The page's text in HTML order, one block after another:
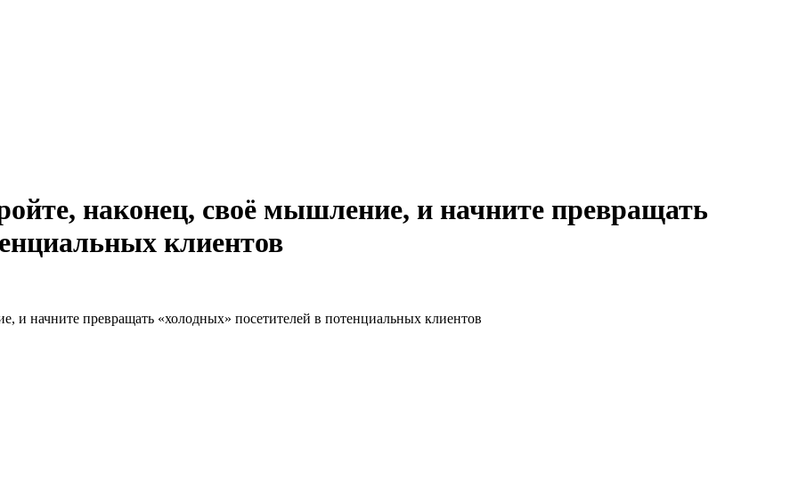
наконец, своё мышление, и начните превращать
клиентов
и начните превращать «холодных» посетителей в потенциальных клиентов